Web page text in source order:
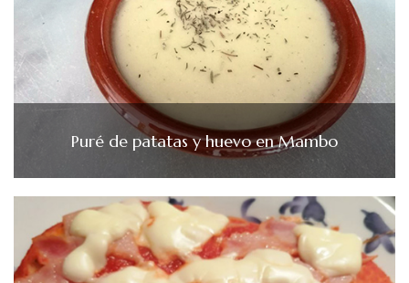
Puré de patatas y huevo en Mambo